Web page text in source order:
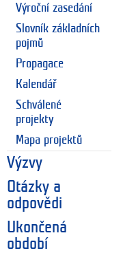
Výroční zasedání
Slovník základních
pojmů
Propagace
Kalendář
Schválené
projekty
Mapa projektů
Výzvy
Otázky a
odpovědi
Ukončená
období